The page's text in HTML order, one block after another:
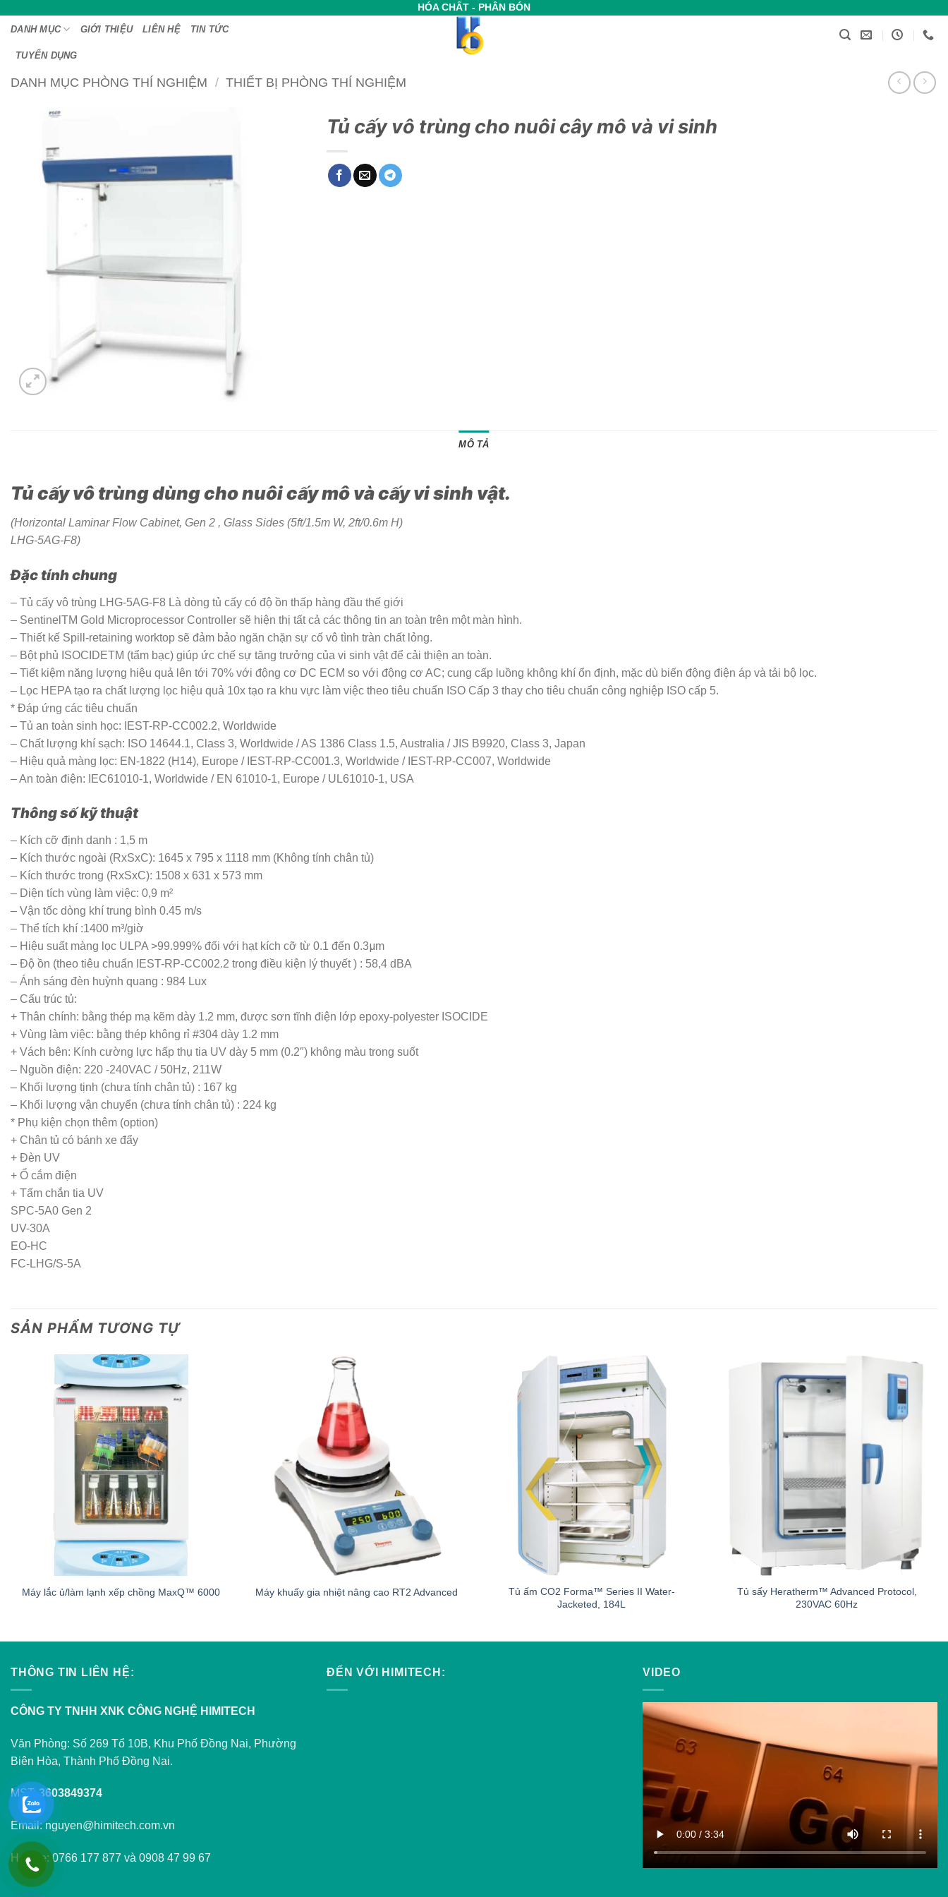
qua
dung
HÓA CHẤT - PHÂN BÓN
DANH MỤC GIỚI THIỆU LIÊN HỆ TIN TỨC
TUYỂN DỤNG
DANH MỤC PHÒNG THÍ NGHIỆM / THIẾT BỊ PHÒNG THÍ NGHIỆM
Tủ cấy vô trùng cho nuôi cây mô và vi sinh
MÔ TẢ
Tủ cấy vô trùng dùng cho nuôi cấy mô và cấy vi sinh vật.
(Horizontal Laminar Flow Cabinet, Gen 2 , Glass Sides (5ft/1.5m W, 2ft/0.6m H)
LHG-5AG-F8)
Đặc tính chung
– Tủ cấy vô trùng LHG-5AG-F8 Là dòng tủ cấy có độ ồn thấp hàng đầu thế giới
– SentinelTM Gold Microprocessor Controller sẽ hiện thị tất cả các thông tin an toàn trên một màn hình.
– Thiết kế Spill-retaining worktop sẽ đảm bảo ngăn chặn sự cố vô tình tràn chất lỏng.
– Bột phủ ISOCIDETM (tẩm bạc) giúp ức chế sự tăng trưởng của vi sinh vật để cải thiện an toàn.
– Tiết kiệm năng lượng hiệu quả lên tới 70% với động cơ DC ECM so với động cơ AC; cung cấp luồng không khí ổn định, mặc dù biến động điện áp và tải bộ lọc.
– Lọc HEPA tạo ra chất lượng lọc hiệu quả 10x tạo ra khu vực làm việc theo tiêu chuẩn ISO Cấp 3 thay cho tiêu chuẩn công nghiệp ISO cấp 5.
* Đáp ứng các tiêu chuẩn
– Tủ an toàn sinh học: IEST-RP-CC002.2, Worldwide
– Chất lượng khí sạch: ISO 14644.1, Class 3, Worldwide / AS 1386 Class 1.5, Australia / JIS B9920, Class 3, Japan
– Hiệu quả màng lọc: EN-1822 (H14), Europe / IEST-RP-CC001.3, Worldwide / IEST-RP-CC007, Worldwide
– An toàn điện: IEC61010-1, Worldwide / EN 61010-1, Europe / UL61010-1, USA
Thông số kỹ thuật
– Kích cỡ định danh : 1,5 m
– Kích thước ngoài (RxSxC): 1645 x 795 x 1118 mm (Không tính chân tủ)
– Kích thước trong (RxSxC): 1508 x 631 x 573 mm
– Diện tích vùng làm việc: 0,9 m²
– Vận tốc dòng khí trung bình 0.45 m/s
– Thể tích khí :1400 m³/giờ
– Hiệu suất màng lọc ULPA >99.999% đối với hạt kích cỡ từ 0.1 đến 0.3μm
– Độ ồn (theo tiêu chuẩn IEST-RP-CC002.2 trong điều kiện lý thuyết ) : 58,4 dBA
– Ánh sáng đèn huỳnh quang : 984 Lux
– Cấu trúc tủ:
+ Thân chính: bằng thép mạ kẽm dày 1.2 mm, được sơn tĩnh điện lớp epoxy-polyester ISOCIDE
+ Vùng làm việc: bằng thép không rỉ #304 dày 1.2 mm
+ Vách bên: Kính cường lực hấp thụ tia UV dày 5 mm (0.2″) không màu trong suốt
– Nguồn điện: 220 -240VAC / 50Hz, 211W
– Khối lượng tịnh (chưa tính chân tủ) : 167 kg
– Khối lượng vận chuyển (chưa tính chân tủ) : 224 kg
* Phụ kiện chọn thêm (option)
+ Chân tủ có bánh xe đẩy
+ Đèn UV
+ Ổ cắm điện
+ Tấm chắn tia UV
SPC-5A0 Gen 2
UV-30A
EO-HC
FC-LHG/S-5A
SẢN PHẨM TƯƠNG TỰ
Máy lắc ủ/làm lạnh xếp chồng MaxQ™ 6000 Máy khuấy gia nhiệt nâng cao RT2 Advanced
Tủ ấm CO2 Forma™ Series II Water-
Jacketed, 184L
Tủ sấy Heratherm™ Advanced Protocol,
230VAC 60Hz
THÔNG TIN LIÊN HỆ:
CÔNG TY TNHH XNK CÔNG NGHỆ HIMITECH
Văn Phòng: Số 269 Tổ 10B, Khu Phố Đồng Nai, Phường
Biên Hòa, Thành Phố Đồng Nai.
MST:3603849374
Email: nguyen@himitech.com.vn
Hotline: 0766 177 877 và 0908 47 99 67
ĐẾN VỚI HIMITECH: VIDEO